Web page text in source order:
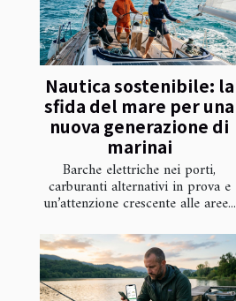
Nautica sostenibile: la
sfida del mare per una
nuova generazione di
marinai
Barche elettriche nei porti,
carburanti alternativi in prova e
un’attenzione crescente alle aree...